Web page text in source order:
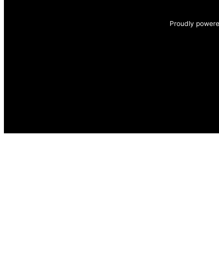
Proudly